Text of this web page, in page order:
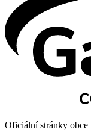
Oficiální stránky